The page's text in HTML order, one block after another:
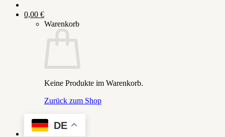
0,00 €
Warenkorb
Keine Produkte im Warenkorb.
Zurück zum Shop
DE